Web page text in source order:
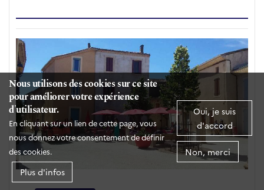
Nous utilisons des cookies sur ce site
pour améliorer votre expérience
d'utilisateur.
En cliquant sur un lien de cette page, vous
nous donnez votre consentement de définir
des cookies.
Plus d'infos
Oui, je suis
d'accord
Non, merci